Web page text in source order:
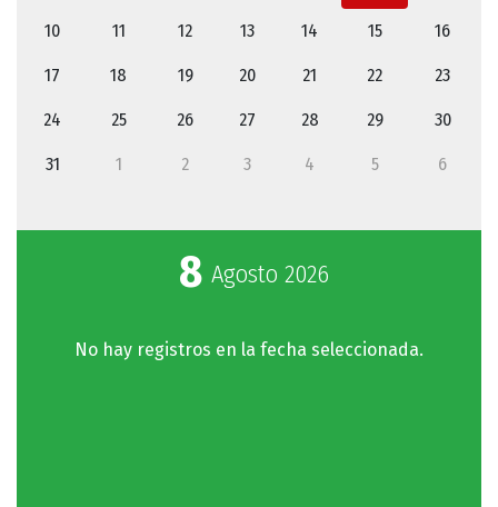
10 11 12 13 14 15 16
17 18 19 20 21 22 23
24 25 26 27 28 29 30
31 1 2 3 4 5 6
8 Agosto 2026
No hay registros en la fecha seleccionada.